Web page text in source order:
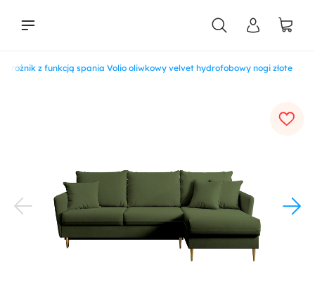
z funkcją spania Volio oliwkowy velvet hydrofobowy nogi złote